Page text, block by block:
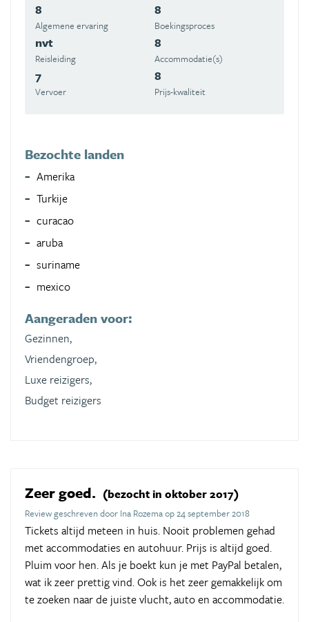
8
Algemene ervaring
8
Boekingsproces
nvt
Reisleiding
8
Accommodatie(s)
7
Vervoer
8
Prijs-kwaliteit
Bezochte landen
Amerika
Turkije
curacao
aruba
suriname
mexico
Aangeraden voor:
Gezinnen,
Vriendengroep,
Luxe reizigers,
Budget reizigers
Zeer goed. (bezocht in oktober 2017)
Review geschreven door Ina Rozema op 24 september 2018
Tickets altijd meteen in huis. Nooit problemen gehad
met accommodaties en autohuur. Prijs is altijd goed.
Pluim voor hen. Als je boekt kun je met PayPal betalen,
wat ik zeer prettig vind. Ook is het zeer gemakkelijk om
te zoeken naar de juiste vlucht, auto en accommodatie.